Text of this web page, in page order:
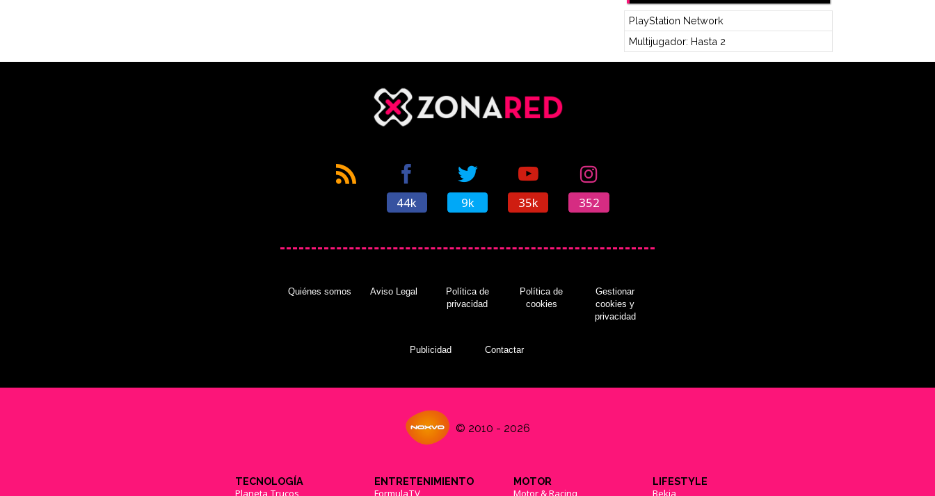
PlayStation Network
Multijugador: Hasta 2
44k 9k 35k 352
Quiénes somos Aviso Legal
Política de
privacidad
Política de
cookies
Gestionar
cookies y
privacidad
Publicidad Contactar
© 2010 - 2026
TECNOLOGÍA
Planeta Trucos
ENTRETENIMIENTO
FormulaTV
MOTOR
Motor & Racing
LIFESTYLE
Bekia